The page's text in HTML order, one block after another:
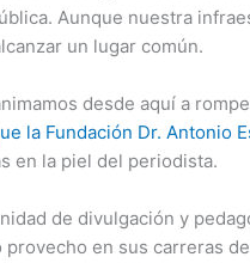
Aunque nuestra
un lugar común.
desde aquí a
la Fundación Dr. Antonio
en la piel del periodista.
de divulgación y
en sus carreras